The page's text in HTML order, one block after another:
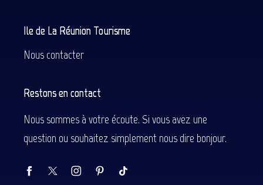
Ile de La Réunion Tourisme
Nous contacter
Restons en contact
Nous sommes à votre écoute. Si vous avez une
question ou souhaitez simplement nous dire bonjour.